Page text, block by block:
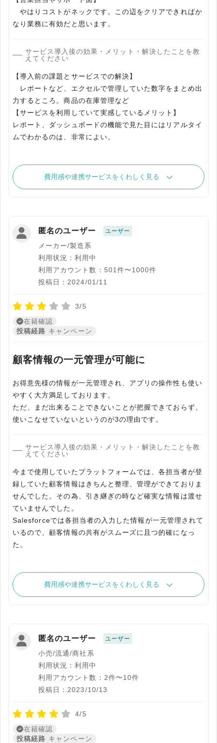
やはりコストがネックです。この辺をクリアできればか
なり業務に有効だと思います。
サービス導入後の効果・メリット・解決したことを教
えてください
【導入前の課題とサービスでの解決】
レポートなど、エクセルで管理していた数字をまとめ出
力するところ。商品の在庫管理など
【サービスを利用していて実感しているメリット】
レポート、ダッシュボードの機能で見た目にはリアルタイ
ムでわかるのは、非常によい。
費用感や連携サービスをくわしく見る
匿名のユーザー ユーザー
メーカー/製造系
利用状況：利用中
利用アカウント数：501件〜1000件
投稿日：2024/01/11
3/5
在籍確認
投稿経路 キャンペーン
顧客情報の一元管理が可能に
お得意先様の情報が一元管理され、アプリの操作性も使い
やすく大方満足しております。
ただ、まだ出来ることできないことが把握できておらず、
使いこなせていないというのが3の理由です。
サービス導入後の効果・メリット・解決したことを教
えてください
今まで使用していたプラットフォームでは、各担当者が登
録していた顧客情報はきちんと整理、管理ができておりま
せんでした。その為、引き継ぎの時など確実な情報は渡せ
ていませんでした。
Salesforceでは各担当者の入力した情報が一元管理されて
いるので、顧客情報の共有がスムーズに且つ的確になっ
た。
費用感や連携サービスをくわしく見る
匿名のユーザー ユーザー
小売/流通/商社系
利用状況：利用中
利用アカウント数：2件〜10件
投稿日：2023/10/13
4/5
在籍確認
投稿経路 キャンペーン